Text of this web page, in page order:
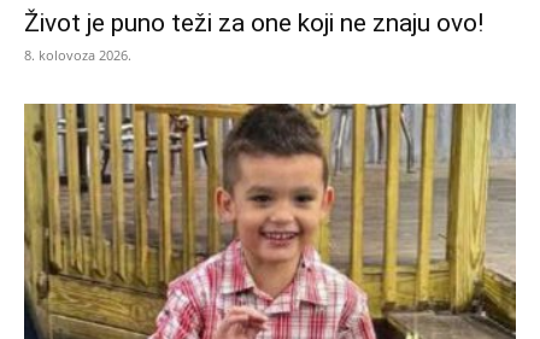
Život je puno teži za one koji ne znaju ovo!
8. kolovoza 2026.